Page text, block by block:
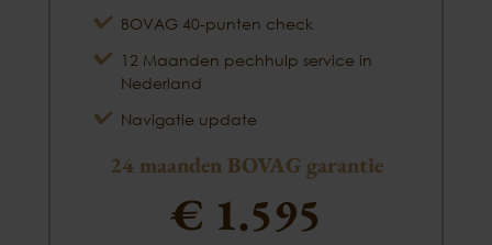
BOVAG 40-punten check
12 Maanden pechhulp service in
Nederland
Navigatie update
24 maanden BOVAG garantie
€ 1.595